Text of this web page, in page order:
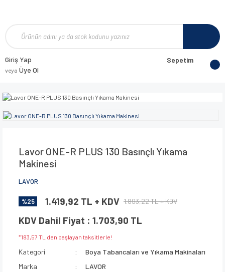
Giriş Yap
veya Üye Ol
Sepetim
Lavor ONE-R PLUS 130 Basınçlı Yıkama
Makinesi
LAVOR
%25 1.419,92 TL + KDV 1.893,22 TL + KDV
KDV Dahil Fiyat : 1.703,90 TL
*183,57 TL den başlayan taksitlerle!
Kategori
Boya Tabancaları ve Yıkama Makinaları
Marka
LAVOR